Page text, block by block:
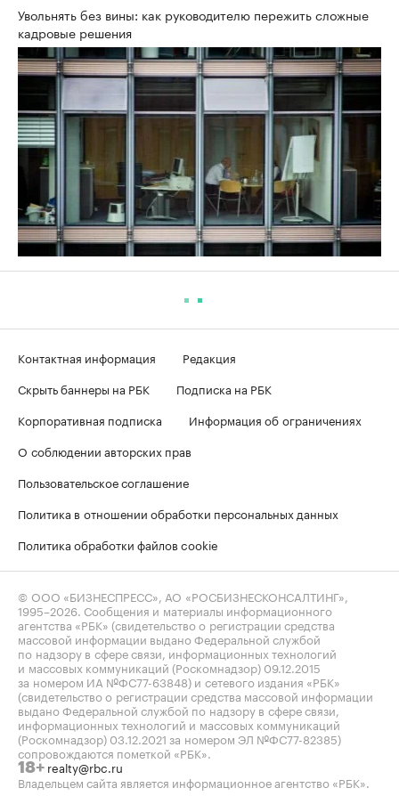
Увольнять без вины: как руководителю пережить сложные
кадровые решения
Контактная информация
Редакция
Скрыть баннеры на РБК
Подписка на РБК
Корпоративная подписка
Информация об ограничениях
О соблюдении авторских прав
Пользовательское соглашение
Политика в отношении обработки персональных данных
Политика обработки файлов cookie
© ООО «БИЗНЕСПРЕСС», АО «РОСБИЗНЕСКОНСАЛТИНГ»,
1995–2026. Сообщения и материалы информационного
агентства «РБК» (свидетельство о регистрации средства
массовой информации выдано Федеральной службой
по надзору в сфере связи, информационных технологий
и массовых коммуникаций (Роскомнадзор) 09.12.2015
за номером ИА №ФС77-63848) и сетевого издания «РБК»
(свидетельство о регистрации средства массовой информации
выдано Федеральной службой по надзору в сфере связи,
информационных технологий и массовых коммуникаций
(Роскомнадзор) 03.12.2021 за номером ЭЛ №ФС77-82385)
сопровождаются пометкой «РБК».
18+ realty@rbc.ru
Владельцем сайта является информационное агентство «РБК».